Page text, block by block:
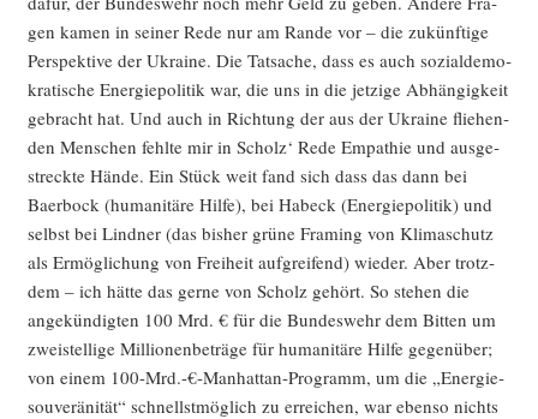
gen kamen in sei­ner Rede nur am Ran­de vor – die zukünf­ti­ge
Per­spek­ti­ve der Ukrai­ne. Die Tat­sa­che, dass es auch sozi­al­de­mo­
kra­ti­sche Ener­gie­po­li­tik war, die uns in die jet­zi­ge Abhän­gig­keit
gebracht hat. Und auch in Rich­tung der aus der Ukrai­ne flie­hen­
den Men­schen fehl­te mir in Scholz‘ Rede Empa­thie und aus­ge­
streck­te Hän­de. Ein Stück weit fand sich dass das dann bei
Baer­bock (huma­ni­tä­re Hil­fe), bei Habeck (Ener­gie­po­li­tik) und
selbst bei Lind­ner (das bis­her grü­ne Framing von Kli­ma­schutz
als Ermög­li­chung von Frei­heit auf­grei­fend) wie­der. Aber trotz­
dem – ich hät­te das ger­ne von Scholz gehört. So ste­hen die
ange­kün­dig­ten 100 Mrd. € für die Bun­des­wehr dem Bit­ten um
zwei­stel­li­ge Mil­lio­nen­be­trä­ge für huma­ni­tä­re Hil­fe gegen­über;
von einem 100-Mrd.-€-Manhattan-Programm, um die „Ener­gie­
sou­ve­rä­ni­tät“ schnellst­mög­lich zu errei­chen, war eben­so nichts